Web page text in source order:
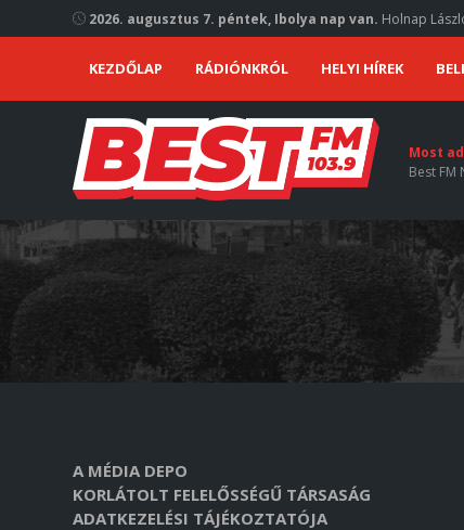
2026. augusztus 7. péntek, Ibolya nap van. Holnap
KEZDŐLAP RÁDIÓNKRÓL HELYI HÍREK
Most
Best FM
A MÉDIA DEPO
KORLÁTOLT FELELŐSSÉGŰ TÁRSASÁG
ADATKEZELÉSI TÁJÉKOZTATÓJA